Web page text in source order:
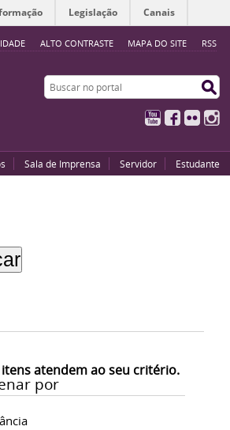
ALTO CONTRASTE MAPA DO SITE RSS
Legislação Canais
Buscar no portal
YouTubeFacebook
Flickr
Sala de Imprensa Servidor Estudante
atendem ao seu critério.
por